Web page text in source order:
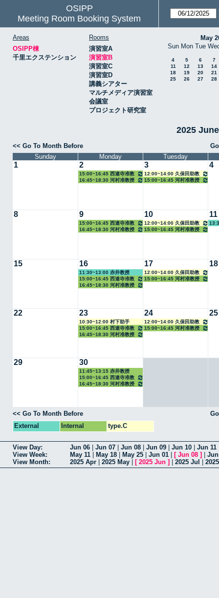
OSIPP
Meeting Room Booking System
Areas
OSIPP棟
千里エクステンション
Rooms
演習室A
演習室B
演習室C
演習室D
講義シアター
マルチメディア演習室
会議室
プロジェクト研究室
May
Sun Mon Tue
4 5 6
7
11
12 13
14
18
19 20
21
25
26 27 28
2025
<< Go To Month Before
Sunday
Monday Tuesday
1 2
15:00~16:45 西連寺准教
授
16:45~18:30 河村准教授
3
12:00~14:00 久保田助教
15:00~16:45 河村准教授
4
8 9
15:00~16:45 西連寺准教
授
16:45~18:30 河村准教授
10
12:00~14:00 久保田助教
15:00~16:45 河村准教授
11
15 16
11:30~13:00 赤井教授
15:00~16:45 西連寺准教
授
16:45~18:30 河村准教授
17
12:00~14:00 久保田助教
15:00~16:45 河村准教授
18
22 23
10:30~12:00 村下助手
15:00~16:45 西連寺准教
授
16:45~18:30 河村准教授
24
12:00~14:00 久保田助教
15:00~16:45 河村准教授
25
29 30
11:45~13:15 赤井教授
15:00~16:45 西連寺准教
授
16:45~18:30 河村准教授
<< Go To Month Before
External
Internal type.C
View Day: Jun 06 Jun 07 Jun 08 Jun 09 Jun 10 Jun 11
View Week:
May 11 May 18 May 25 Jun 01 [ Jun 08 ]
View Month:
2025 Apr 2025 May [ 2025 Jun ] 2025 Jul